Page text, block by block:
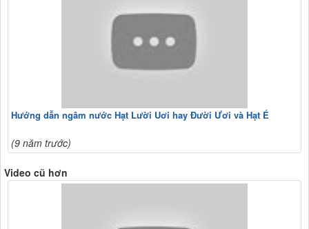
Hướng dẫn ngâm nước Hạt Lười Uơi hay Đười Ươi và Hạt É
(9 năm trước)
Video cũ hơn